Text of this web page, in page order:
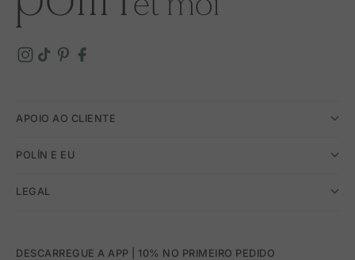
APOIO AO CLIENTE
POLÍN E EU
LEGAL
DESCARREGUE A APP | 10% NO PRIMEIRO PEDIDO